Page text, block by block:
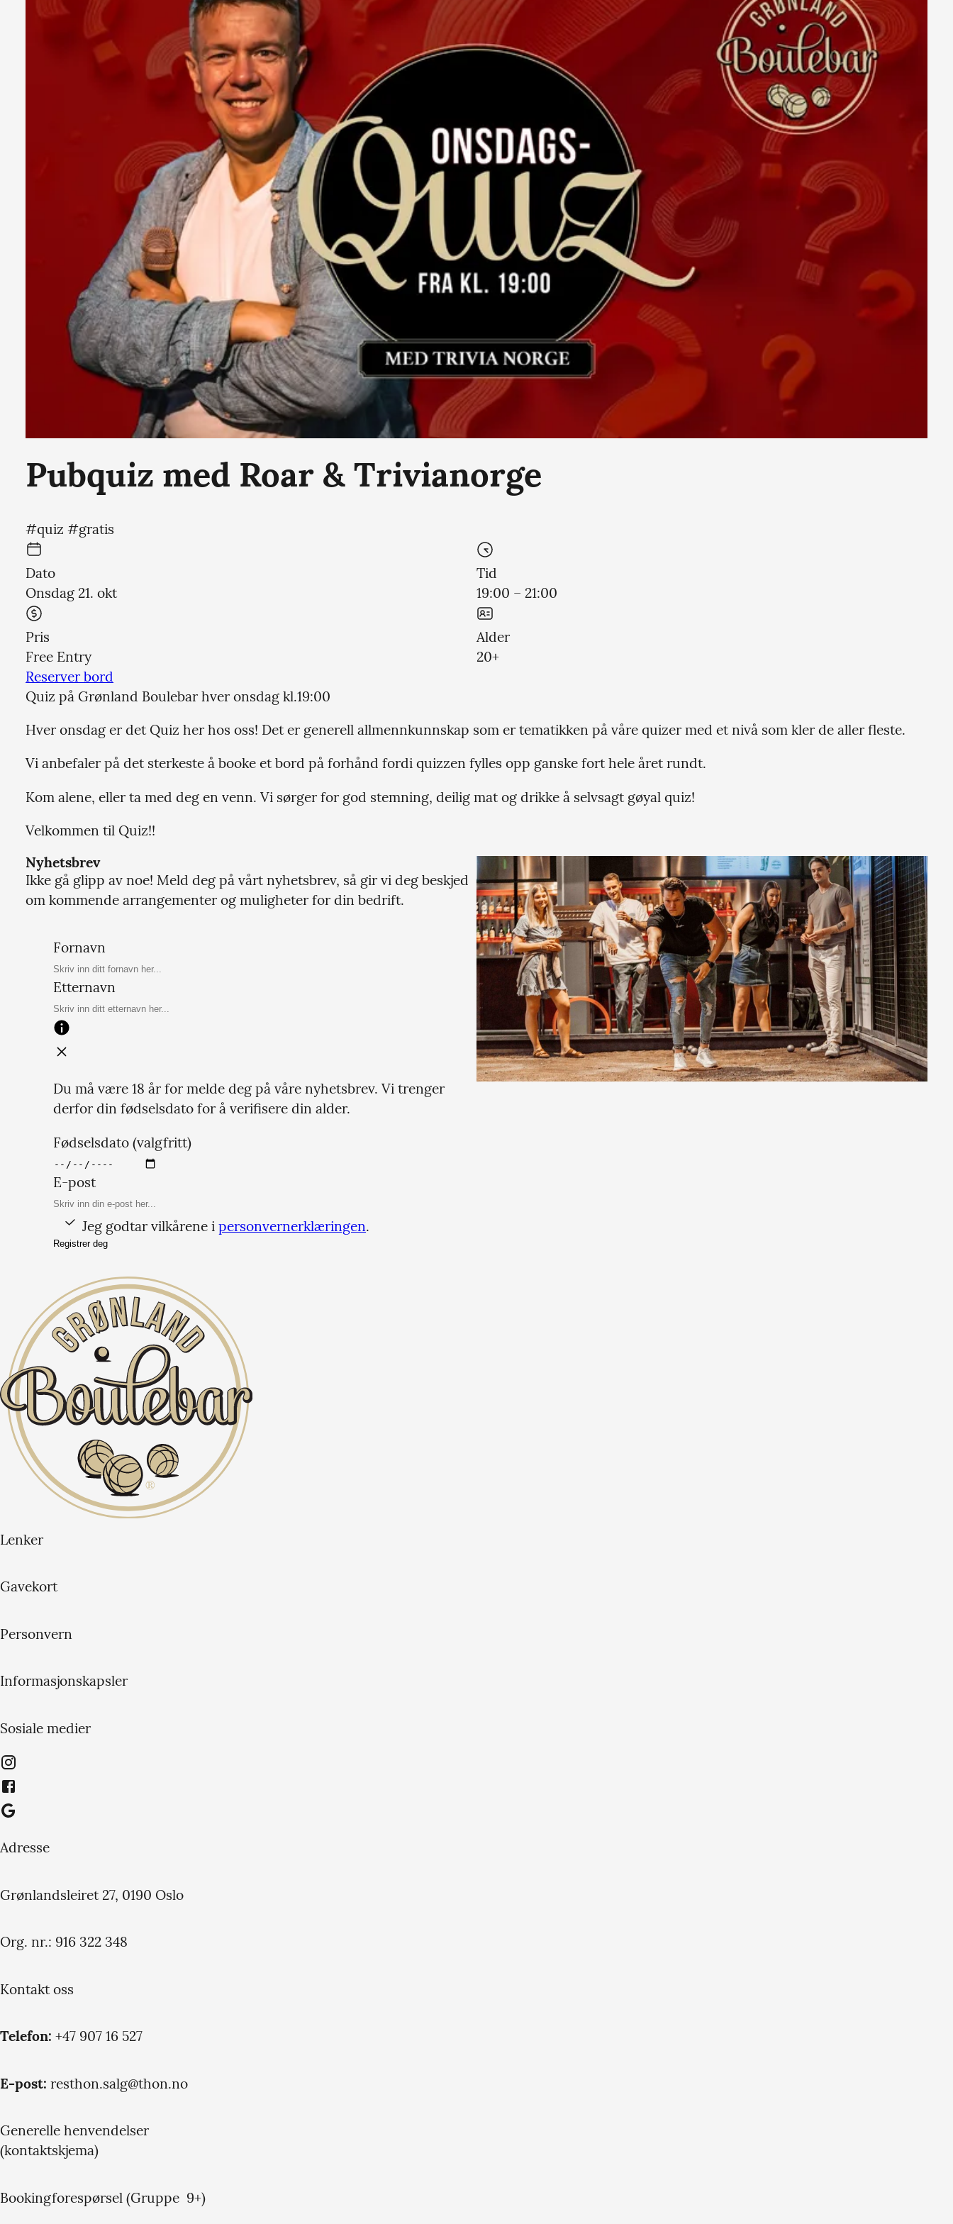
Pubquiz med Roar & Trivianorge
#quiz #gratis
Dato
Onsdag 21. okt
Tid
19:00 – 21:00
Pris
Free Entry
Alder
20+
Reserver bord
Quiz på Grønland Boulebar hver onsdag kl.19:00
Hver onsdag er det Quiz her hos oss! Det er generell allmennkunnskap som er tematikken på våre quizer med et nivå som kler de aller fleste.
Vi anbefaler på det sterkeste å booke et bord på forhånd fordi quizzen fylles opp ganske fort hele året rundt.
Kom alene, eller ta med deg en venn. Vi sørger for god stemning, deilig mat og drikke å selvsagt gøyal quiz!
Velkommen til Quiz!!
Nyhetsbrev
Ikke gå glipp av noe! Meld deg på vårt nyhetsbrev, så gir vi deg beskjed
om kommende arrangementer og muligheter for din bedrift.
Fornavn
Etternavn
Du må være 18 år for melde deg på våre nyhetsbrev. Vi trenger
derfor din fødselsdato for å verifisere din alder.
Fødselsdato (valgfritt)
E-post
Jeg godtar vilkårene ipersonvernerklæringen.
Registrer deg
Lenker
Gavekort
Personvern
Informasjonskapsler
Sosiale medier
Adresse
Grønlandsleiret 27, 0190 Oslo
Org. nr.: 916 322 348
Kontakt oss
Telefon: +47 907 16 527
E-post: resthon.salg@thon.no
Generelle henvendelser
(kontaktskjema)
Bookingforespørsel (Gruppe 9+)